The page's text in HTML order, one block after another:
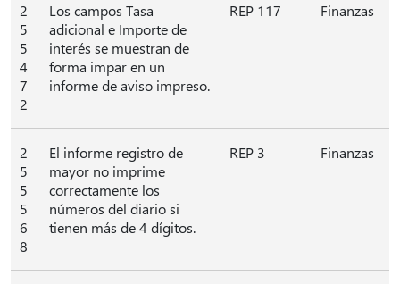
2
5
5
4
7
2
Los campos Tasa
adicional e Importe de
interés se muestran de
forma impar en un
informe de aviso impreso.
REP 117 Finanzas
2
5
5
5
6
8
El informe registro de
mayor no imprime
correctamente los
números del diario si
tienen más de 4 dígitos.
REP 3 Finanzas